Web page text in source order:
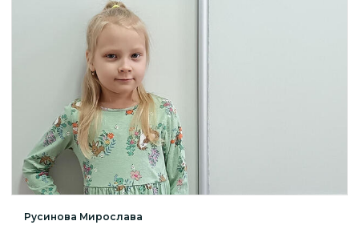
Русинова Мирослава